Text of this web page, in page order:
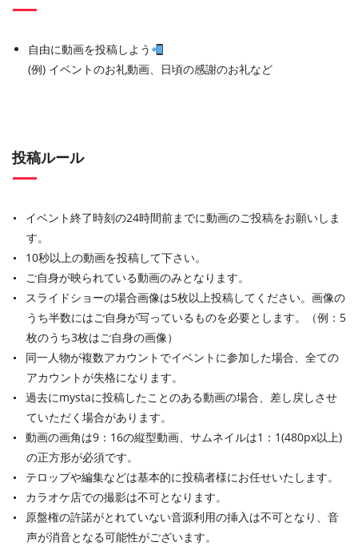
自由に動画を投稿しよう
(例) イベントのお礼動画、日頃の感謝のお礼など
投稿ルール
イベント終了時刻の24時間前までに動画のご投稿をお願いしま
す。
10秒以上の動画を投稿して下さい。
ご自身が映られている動画のみとなります。
スライドショーの場合画像は5枚以上投稿してください。画像の
うち半数にはご自身が写っているものを必要とします。（例：5
枚のうち3枚はご自身の画像）
同一人物が複数アカウントでイベントに参加した場合、全ての
アカウントが失格になります。
過去にmystaに投稿したことのある動画の場合、差し戻しさせ
ていただく場合があります。
動画の画角は9：16の縦型動画、サムネイルは1：1(480px以上)
の正方形が必須です。
テロップや編集などは基本的に投稿者様にお任せいたします。
カラオケ店での撮影は不可となります。
原盤権の許諾がとれていない音源利用の挿入は不可となり、音
声が消音となる可能性がございます。